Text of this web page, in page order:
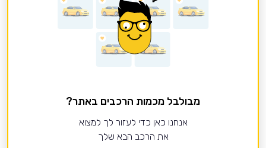
מבולבל מכמות הרכבים באתר?
אנחנו כאן כדי לעזור לך למצוא
את הרכב הבא שלך